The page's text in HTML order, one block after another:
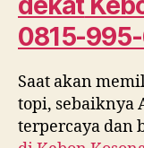
0815-
Saat akan
topi, sebaiknya
terpercaya dan